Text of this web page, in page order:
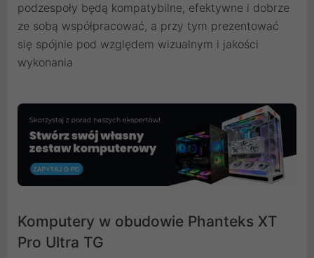
podzespoły będą kompatybilne, efektywne i dobrze
ze sobą współpracować, a przy tym prezentować
się spójnie pod względem wizualnym i jakości
wykonania
Komputery w obudowie Phanteks XT
Pro Ultra TG